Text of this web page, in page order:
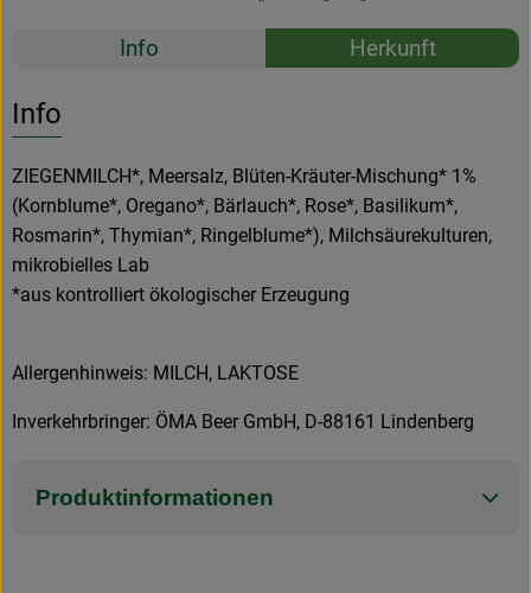
Rezepte
Info Herkunft
Info
ZIEGENMILCH*, Meersalz, Blüten-Kräuter-Mischung* 1%
(Kornblume*, Oregano*, Bärlauch*, Rose*, Basilikum*,
Rosmarin*, Thymian*, Ringelblume*), Milchsäurekulturen,
mikrobielles Lab
*aus kontrolliert ökologischer Erzeugung
Allergenhinweis: MILCH, LAKTOSE
Inverkehrbringer: ÖMA Beer GmbH, D-88161 Lindenberg
Produktinformationen